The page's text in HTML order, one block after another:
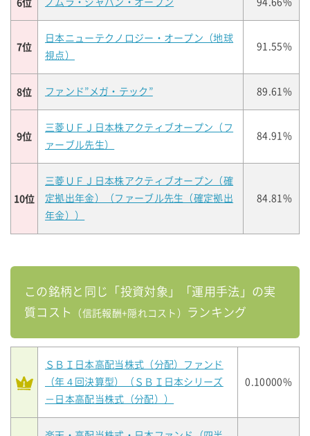
ノムラ・ジャパン・オープン 94.66%
7位
日本ニューテクノロジー・オープン（地球
視点）
91.55%
8位 ファンド”メガ・テック” 89.61%
9位
三菱ＵＦＪ日本株アクティブオープン（フ
ァーブル先生）
84.91%
10位
三菱ＵＦＪ日本株アクティブオープン（確
定拠出年金）（ファーブル先生（確定拠出
年金））
84.81%
この銘柄と同じ「投資対象」「運用手法」の実
質コスト
（信託報酬+隠れコスト） ランキング
ＳＢＩ日本高配当株式（分配）ファンド
（年４回決算型）（ＳＢＩ日本シリーズ
－日本高配当株式（分配））
0.10000%